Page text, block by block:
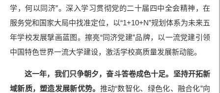
学，何以同济”。深入学习贯彻党的二十届四中全会精神，在
服务党和国家大局中找准定位，以“1+10+N”规划体系为未来五
年学校发展擘画蓝图。擦亮“同济党建”品牌，以一流党建引领
中国特色世界一流大学建设，激活学校高质量发展新动能。
这一年，我们只争朝夕，奋斗答卷成色十足。 坚持开拓新
域新质，塑造发展新优势。 推动“数智化、绿色化、融合化”向